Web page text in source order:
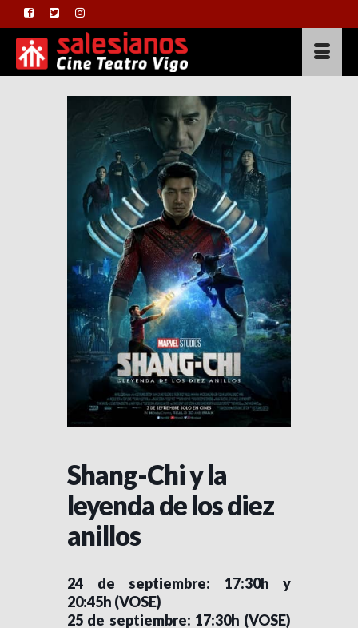
Shang-Chi y la
leyenda de los diez
anillos
24 de septiembre: 17:30h y
20:45h (VOSE)
25 de septiembre: 17:30h (VOSE)